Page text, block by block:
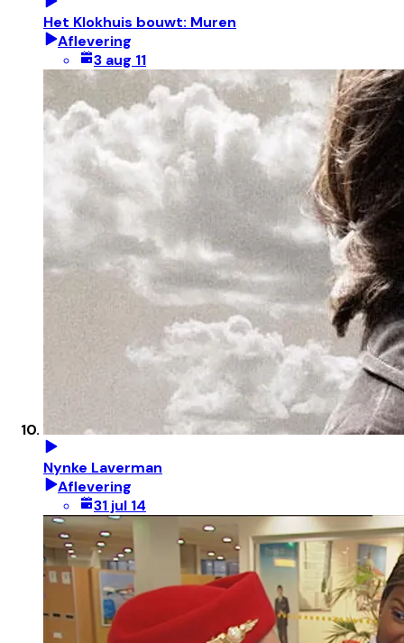
Het Klokhuis bouwt: Muren
Aflevering
3 aug 11
Nynke Laverman
Aflevering
31 jul 14